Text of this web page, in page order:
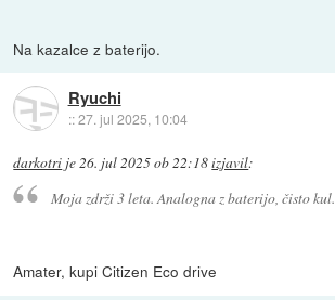
Na kazalce z baterijo.
Ryuchi
::27. jul 2025, 10:04
darkotri je26. jul 2025 ob 22:18izjavil:
Moja zdrži 3 leta. Analogna z baterijo, čisto kul.
Amater, kupi Citizen Eco drive